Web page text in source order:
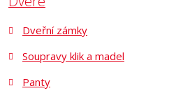
Dveřní zámky
Soupravy klik a madel
Panty